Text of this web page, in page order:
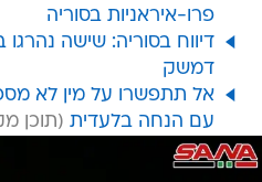
פרו-איראניות בסוריה
דיווח בסוריה: שישה
דמשק
אל תתפשרו על מין לא
עם הנחה בלעדית